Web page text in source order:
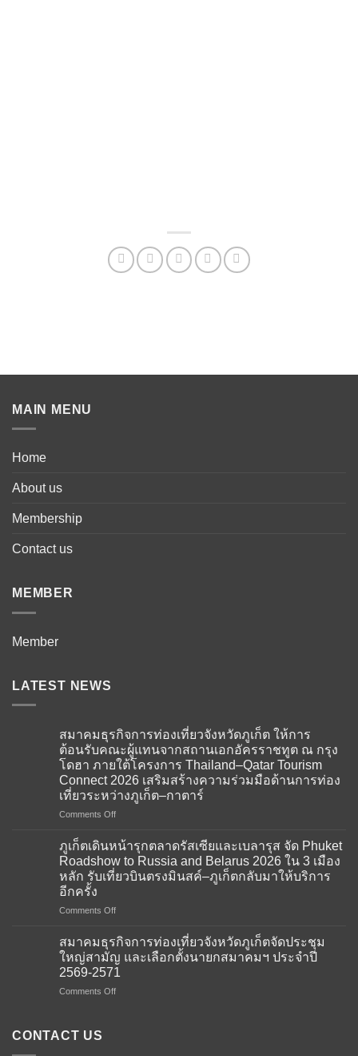
MAIN MENU
Home
About us
Membership
Contact us
MEMBER
Member
LATEST NEWS
สมาคมธุรกิจการท่องเที่ยวจังหวัดภูเก็ต ให้การ
ต้อนรับคณะผู้แทนจากสถานเอกอัครราชทูต ณ กรุง
โดฮา ภายใต้โครงการ Thailand–Qatar Tourism
Connect 2026 เสริมสร้างความร่วมมือด้านการท่อง
เที่ยวระหว่างภูเก็ต–กาตาร์
Comments Offon
ธุรกิจ
ท่อง
เที่ยว
ภูเก็ต
ต้อนรับ
ผู้
แทน
จาก
ภูเก็ตเดินหน้ารุกตลาดรัสเซียและเบลารุส จัด Phuket
Roadshow to Russia and Belarus 2026 ใน 3 เมือง
หลัก รับเที่ยวบินตรงมินสค์–ภูเก็ตกลับมาให้บริการ
อีกครั้ง
Comments Offon
เดิน
รุก
ตลาด
รัส
สมาคมธุรกิจการท่องเที่ยวจังหวัดภูเก็ตจัดประชุม
ใหญ่สามัญ และเลือกตั้งนายกสมาคมฯ ประจำปี
2569-2571
Comments Offon
CONTACT US